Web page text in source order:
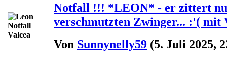
Notfall !!! *LEON* - er zittert
verschmutzten Zwinger... :'( mit
Von Sunnynelly59 (5. Juli 2025,